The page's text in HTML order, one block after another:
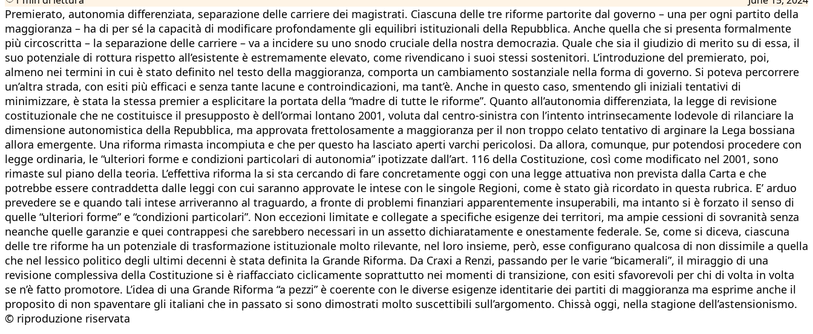
Premierato, autonomia differenziata, separazione delle carriere dei magistrati. Ciascuna delle tre riforme partorite dal governo – una per ogni partito della
maggioranza – ha di per sé la capacità di modificare profondamente gli equilibri istituzionali della Repubblica. Anche quella che si presenta formalmente
più circoscritta – la separazione delle carriere – va a incidere su uno snodo cruciale della nostra democrazia. Quale che sia il giudizio di merito su di essa, il
suo potenziale di rottura rispetto all’esistente è estremamente elevato, come rivendicano i suoi stessi sostenitori. L’introduzione del premierato, poi,
almeno nei termini in cui è stato definito nel testo della maggioranza, comporta un cambiamento sostanziale nella forma di governo. Si poteva percorrere
un’altra strada, con esiti più efficaci e senza tante lacune e controindicazioni, ma tant’è. Anche in questo caso, smentendo gli iniziali tentativi di
minimizzare, è stata la stessa premier a esplicitare la portata della “madre di tutte le riforme”. Quanto all’autonomia differenziata, la legge di revisione
costituzionale che ne costituisce il presupposto è dell’ormai lontano 2001, voluta dal centro-sinistra con l’intento intrinsecamente lodevole di rilanciare la
dimensione autonomistica della Repubblica, ma approvata frettolosamente a maggioranza per il non troppo celato tentativo di arginare la Lega bossiana
allora emergente. Una riforma rimasta incompiuta e che per questo ha lasciato aperti varchi pericolosi. Da allora, comunque, pur potendosi procedere con
legge ordinaria, le “ulteriori forme e condizioni particolari di autonomia” ipotizzate dall’art. 116 della Costituzione, così come modificato nel 2001, sono
rimaste sul piano della teoria. L’effettiva riforma la si sta cercando di fare concretamente oggi con una legge attuativa non prevista dalla Carta e che
potrebbe essere contraddetta dalle leggi con cui saranno approvate le intese con le singole Regioni, come è stato già ricordato in questa rubrica. E’ arduo
prevedere se e quando tali intese arriveranno al traguardo, a fronte di problemi finanziari apparentemente insuperabili, ma intanto si è forzato il senso di
quelle “ulteriori forme” e “condizioni particolari”. Non eccezioni limitate e collegate a specifiche esigenze dei territori, ma ampie cessioni di sovranità senza
neanche quelle garanzie e quei contrappesi che sarebbero necessari in un assetto dichiaratamente e onestamente federale. Se, come si diceva, ciascuna
delle tre riforme ha un potenziale di trasformazione istituzionale molto rilevante, nel loro insieme, però, esse configurano qualcosa di non dissimile a quella
che nel lessico politico degli ultimi decenni è stata definita la Grande Riforma. Da Craxi a Renzi, passando per le varie “bicamerali”, il miraggio di una
revisione complessiva della Costituzione si è riaffacciato ciclicamente soprattutto nei momenti di transizione, con esiti sfavorevoli per chi di volta in volta
se n’è fatto promotore. L’idea di una Grande Riforma “a pezzi” è coerente con le diverse esigenze identitarie dei partiti di maggioranza ma esprime anche il
proposito di non spaventare gli italiani che in passato si sono dimostrati molto suscettibili sull’argomento. Chissà oggi, nella stagione dell’astensionismo.
© riproduzione riservata